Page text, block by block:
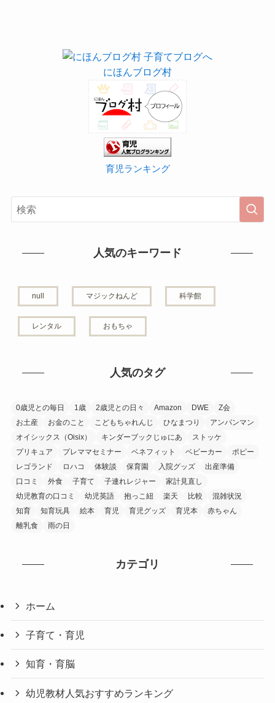
にほんブログ村
育児ランキング
人気のキーワード
null マジックねんど 科学館
レンタル おもちゃ
人気のタグ
0歳児との毎日 1歳 2歳児との日々 Amazon DWE
Z会
お土産
お金のこと こどもちゃれんじ ひなまつり
アンパンマン
オイシックス（Oisix）
キンダーブックじゅにあ
ストッケ
プリキュア
プレママセミナー ベネフィット ベビーカー
ポピー
レゴランド
ロハコ 体験談 保育園 入院グッズ
出産準備
口コミ
外食 子育て 子連れレジャー
家計見直し
幼児教育の口コミ
幼児英語 抱っこ紐 楽天 比較
混雑状況
知育
知育玩具 絵本 育児 育児グッズ 育児本
赤ちゃん
離乳食
雨の日
カテゴリ
ホーム
子育て・育児
知育・育脳
幼児教材人気おすすめランキング